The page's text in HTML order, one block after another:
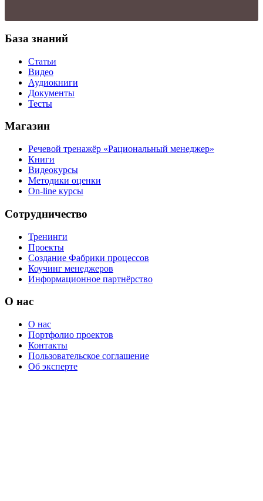
База знаний
Статьи
Видео
Аудиокниги
Документы
Тесты
Магазин
Речевой тренажёр «Рациональный менеджер»
Книги
Видеокурсы
Методики оценки
On-line курсы
Сотрудничество
Тренинги
Проекты
Создание Фабрики процессов
Коучинг менеджеров
Информационное партнёрство
О нас
О нас
Портфолио проектов
Контакты
Пользовательское соглашение
Об эксперте